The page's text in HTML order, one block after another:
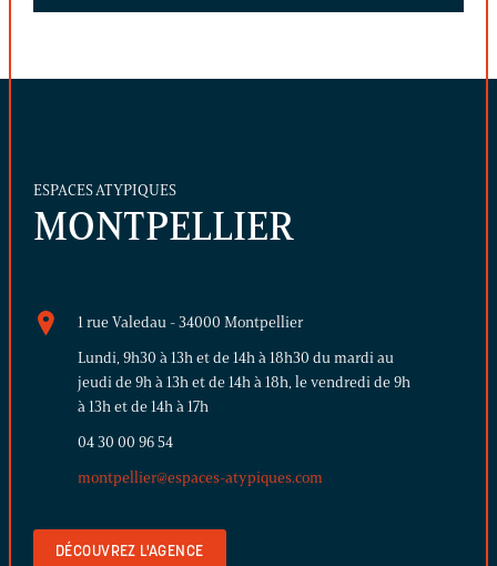
ESPACES ATYPIQUES
MONTPELLIER
1 rue Valedau - 34000 Montpellier
Lundi, 9h30 à 13h et de 14h à 18h30 du mardi au
jeudi de 9h à 13h et de 14h à 18h, le vendredi de 9h
à 13h et de 14h à 17h
04 30 00 96 54
montpellier@espaces-atypiques.com
DÉCOUVREZ L'AGENCE